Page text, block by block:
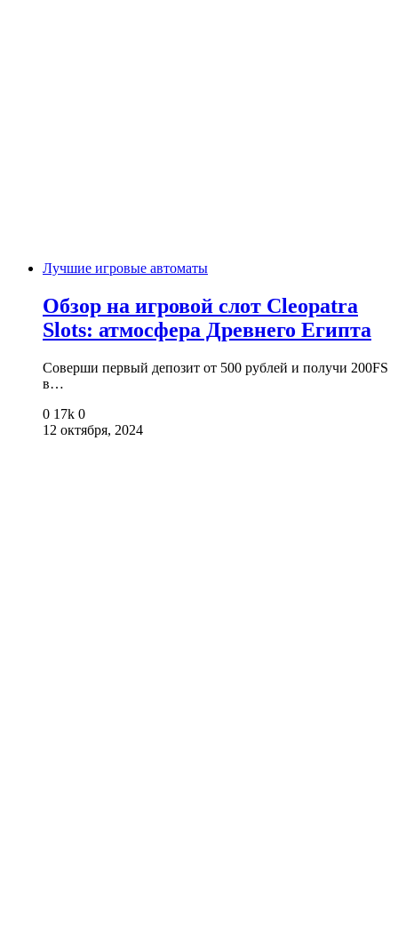
Лучшие игровые автоматы
Обзор на игровой слот Cleopatra
Slots: атмосфера Древнего Египта
Соверши первый депозит от 500 рублей и получи 200FS
в…
0 17k 0
12 октября, 2024